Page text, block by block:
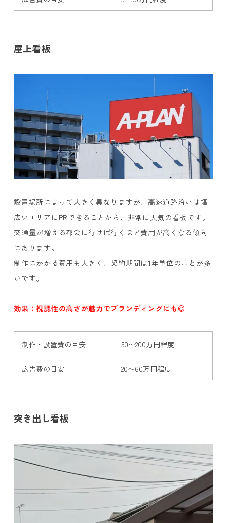
屋上看板
設置場所によって大きく異なりますが、高速道路沿いは幅
広いエリアにPRできることから、非常に人気の看板です。
交通量が増える都会に行けば行くほど費用が高くなる傾向
にあります。
制作にかかる費用も大きく、契約期間は1年単位のことが多
いです。
効果：視認性の高さが魅力でブランディングにも◎
制作・設置費の目安 50〜200万円程度
広告費の目安 20〜60万円程度
突き出し看板